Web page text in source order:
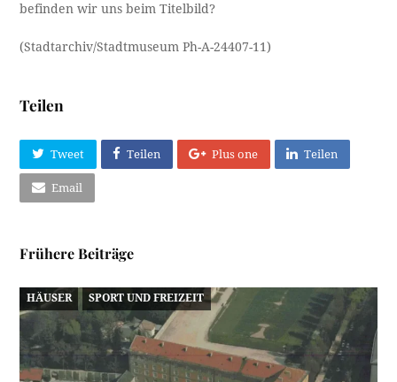
befinden wir uns beim Titelbild?
(Stadtarchiv/Stadtmuseum Ph-A-24407-11)
Teilen
Tweet Teilen Plus one Teilen
Email
Frühere Beiträge
HÄUSER SPORT UND FREIZEIT